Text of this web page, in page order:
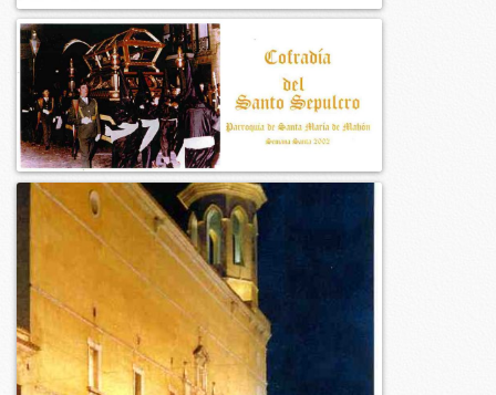
2003
2002